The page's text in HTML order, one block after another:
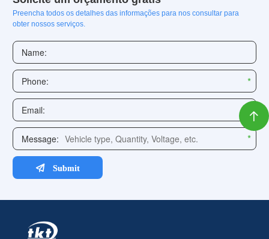

Preencha todos os detalhes das informações para nos consultar para
obter nossos serviços.